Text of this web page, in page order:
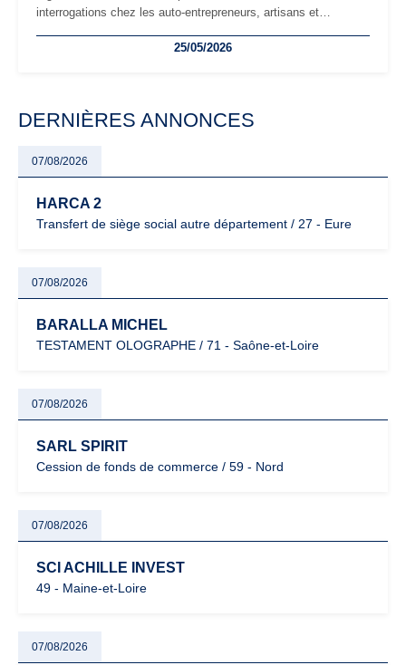
interrogations chez les auto-entrepreneurs, artisans et
facturation ou risque de bascule vers la TVA : les règles
25/05/2026
DERNIÈRES ANNONCES
07/08/2026
HARCA 2
Transfert de siège social autre département / 27 - Eure
07/08/2026
BARALLA MICHEL
TESTAMENT OLOGRAPHE / 71 - Saône-et-Loire
07/08/2026
SARL SPIRIT
Cession de fonds de commerce / 59 - Nord
07/08/2026
SCI ACHILLE INVEST
49 - Maine-et-Loire
07/08/2026